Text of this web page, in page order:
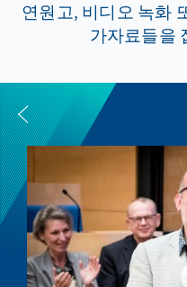
연원고, 비디오 녹화
가자료들을